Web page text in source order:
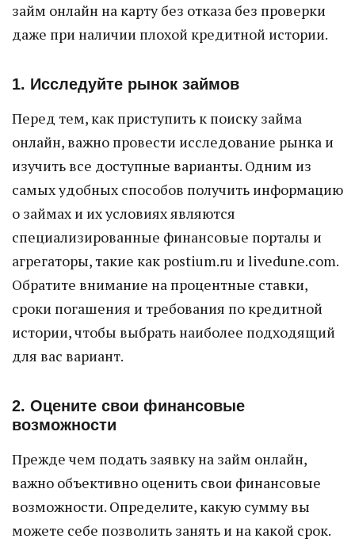
займ онлайн на карту без отказа без проверки
даже при наличии плохой кредитной истории.
1. Исследуйте рынок займов
Перед тем, как приступить к поиску займа
онлайн, важно провести исследование рынка и
изучить все доступные варианты. Одним из
самых удобных способов получить информацию
о займах и их условиях являются
специализированные финансовые порталы и
агрегаторы, такие как postium.ru и livedune.com.
Обратите внимание на процентные ставки,
сроки погашения и требования по кредитной
истории, чтобы выбрать наиболее подходящий
для вас вариант.
2. Оцените свои финансовые
возможности
Прежде чем подать заявку на займ онлайн,
важно объективно оценить свои финансовые
возможности. Определите, какую сумму вы
можете себе позволить занять и на какой срок.